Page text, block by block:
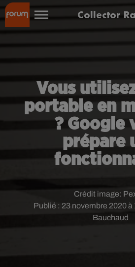
Collector
Vous
portable en
? Google
prépare
Publié : 23 novembre 2020 à
Bauchaud
Crédit image: